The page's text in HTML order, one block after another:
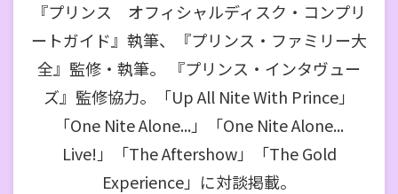
『プリンス オフィシャルディスク・コンプリ
ートガイド』執筆、『プリンス・ファミリー大
全』監修・執筆。 『プリンス・インタヴュー
ズ』監修協力。「Up All Nite With Prince」
「One Nite Alone...」「One Nite Alone...
Live!」「The Aftershow」「The Gold
Experience」に対談掲載。